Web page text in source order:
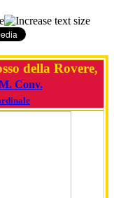
della Rovere,
Conv.